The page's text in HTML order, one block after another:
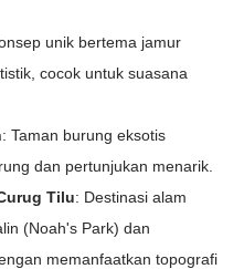
unik bertema jamur
cocok untuk suasana
: Taman burung eksotis
dan pertunjukan menarik.
Tilu: Destinasi alam
(Noah's Park) dan
memanfaatkan topografi